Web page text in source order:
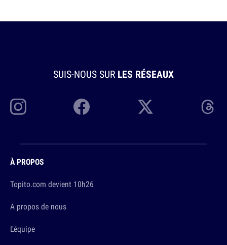
SUIS-NOUS SUR LES RÉSEAUX
À PROPOS
Topito.com devient 10h26
A propos de nous
L'équipe